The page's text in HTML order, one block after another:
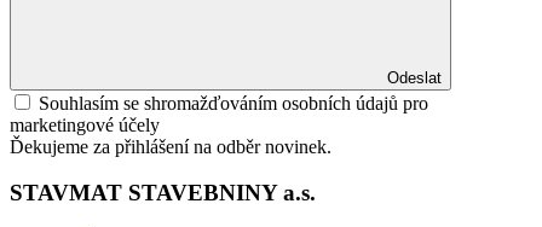
Odeslat
Souhlasím se shromažďováním osobních údajů pro
marketingové účely
Ďekujeme za přihlášení na odběr novinek.
STAVMAT STAVEBNINY a.s.